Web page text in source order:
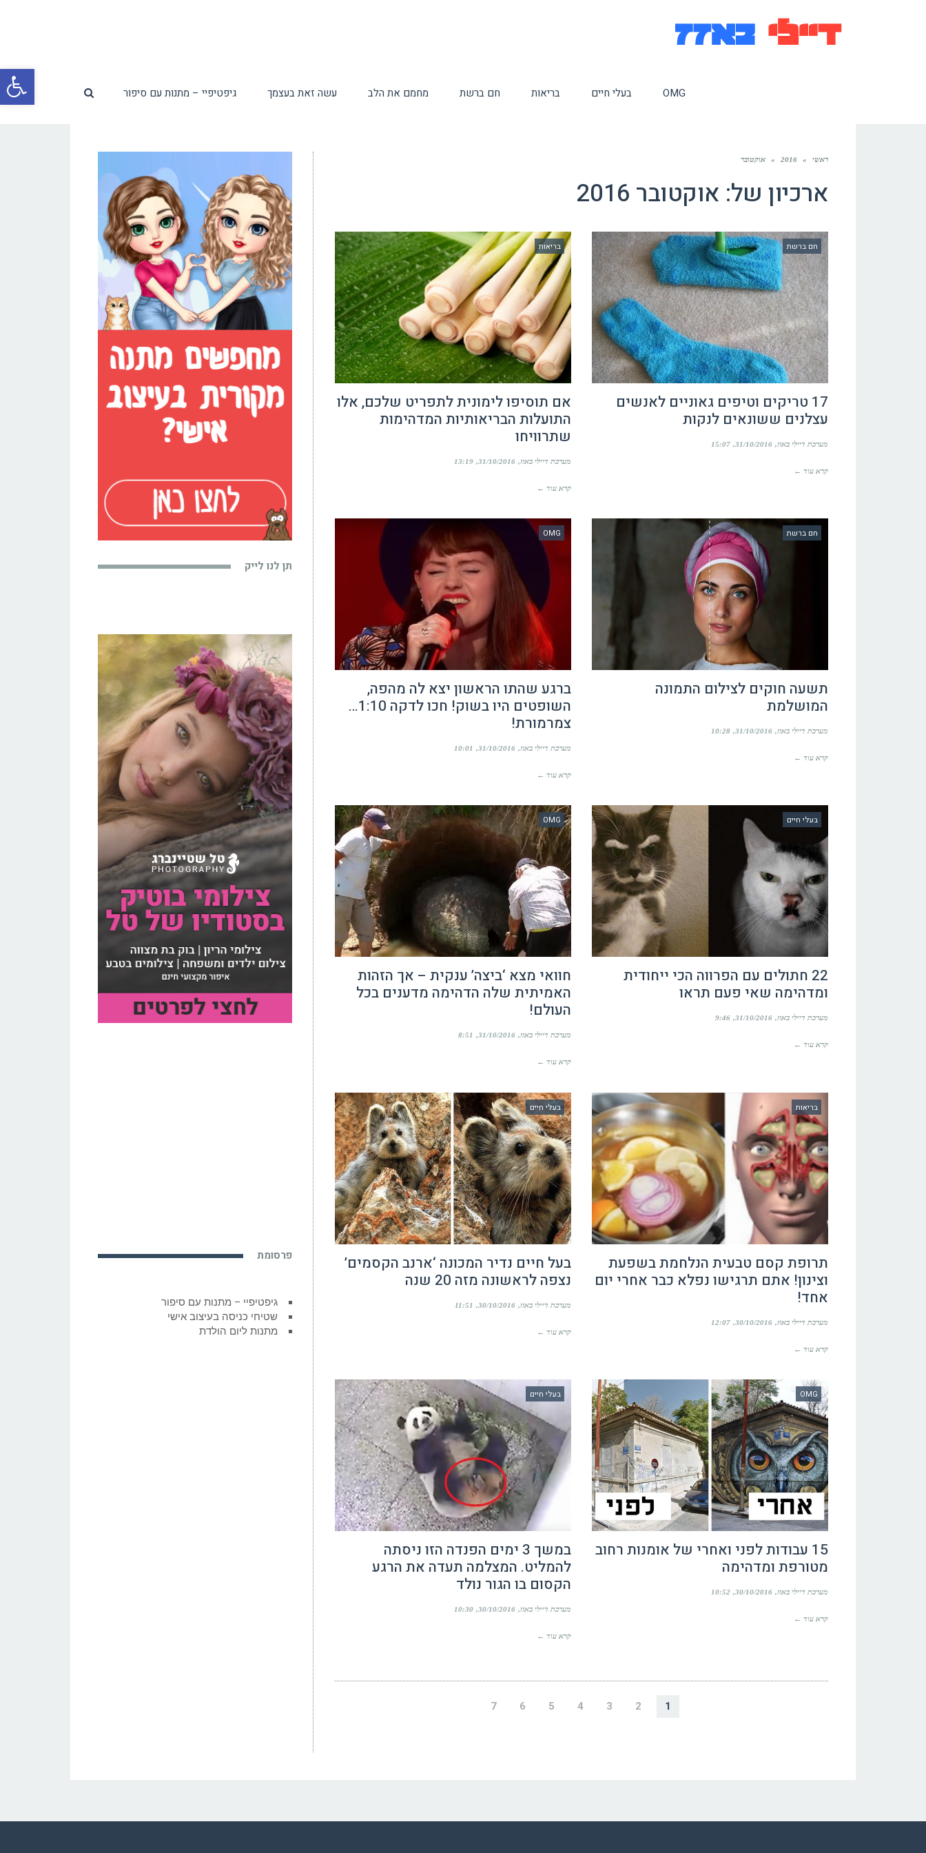
OMG בעלי חיים בריאות חם ברשת מחמם את הלב עשה זאת בעצמך גיפטיפיי – מתנות עם סיפור
ראשי »
2016
» אוקטובר
ארכיון של: אוקטובר 2016
חם ברשת
17 טריקים וטיפים גאוניים לאנשים
עצלנים ששונאים לנקות
מערכת דיילי באזז 31/10/2016
15:07
קרא עוד ←
בריאות
אם תוסיפו לימונית לתפריט שלכם, אלו
התועלות הבריאותיות המדהימות
שתרוויחו
מערכת דיילי באזז 31/10/2016
13:19
קרא עוד ←
חם ברשת
תשעה חוקים לצילום התמונה
המושלמת
מערכת דיילי באזז 31/10/2016
10:28
קרא עוד ←
OMG
ברגע שהתו הראשון יצא לה מהפה,
השופטים היו בשוק! חכו לדקה 1:10…
צמרמורת!
מערכת דיילי באזז 31/10/2016
10:01
קרא עוד ←
בעלי חיים
22 חתולים עם הפרווה הכי ייחודית
ומדהימה שאי פעם תראו
מערכת דיילי באזז 31/10/2016
9:46
קרא עוד ←
OMG
חוואי מצא ‘ביצה’ ענקית – אך הזהות
האמיתית שלה הדהימה מדענים בכל
העולם!
מערכת דיילי באזז 31/10/2016
8:51
קרא עוד ←
בריאות
תרופת קסם טבעית הנלחמת בשפעת
וצינון! אתם תרגישו נפלא כבר אחרי יום
אחד!
מערכת דיילי באזז 30/10/2016
12:07
קרא עוד ←
בעלי חיים
בעל חיים נדיר המכונה ‘ארנב הקסמים’
נצפה לראשונה מזה 20 שנה
מערכת דיילי באזז 30/10/2016
11:51
קרא עוד ←
OMG
15 עבודות לפני ואחרי של אומנות רחוב
מטורפת ומדהימה
מערכת דיילי באזז 30/10/2016
10:52
קרא עוד ←
בעלי חיים
במשך 3 ימים הפנדה הזו ניסתה
להמליט. המצלמה תעדה את הרגע
הקסום בו הגור נולד
מערכת דיילי באזז 30/10/2016
10:30
קרא עוד ←
1
2
3
4
5
6
7
תן לנו לייק
פרסומת
גיפטיפיי – מתנות עם סיפור
שטיחי כניסה בעיצוב אישי
מתנות ליום הולדת